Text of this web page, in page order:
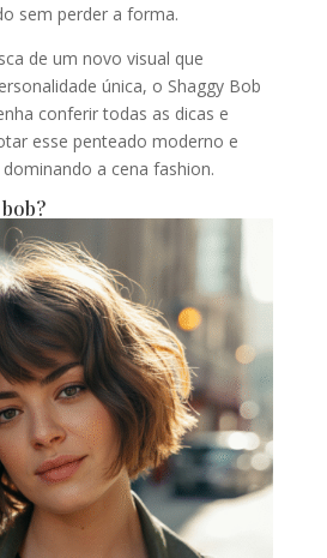
sem perder a forma.
de um novo visual que
única, o Shaggy Bob
conferir todas as dicas e
esse penteado moderno e
a cena fashion.